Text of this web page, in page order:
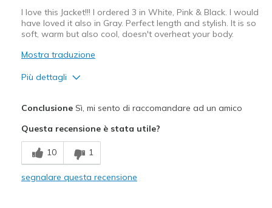
I love this Jacket!!! I ordered 3 in White, Pink & Black. I would
have loved it also in Gray. Perfect length and stylish. It is so
soft, warm but also cool, doesn't overheat your body.
Mostra traduzione
Più dettagli
Breathe Well
Comfortable
ConclusioneSì, mi sento di raccomandare ad un amico
Questa recensione è stata utile?
10 1
segnalare questa recensione